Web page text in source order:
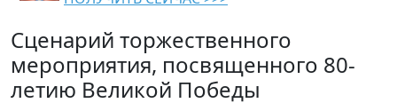
Сценарий торжественного
мероприятия, посвященного 80-
летию Великой Победы